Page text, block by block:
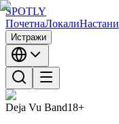
SPOTLY
ПочетнаЛокалиНастани
Истражи
Deja Vu Band18+